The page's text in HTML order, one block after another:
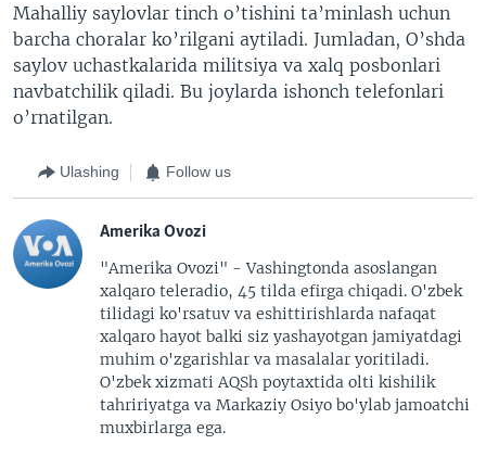
Mahalliy saylovlar tinch o’tishini ta’minlash uchun
barcha choralar ko’rilgani aytiladi. Jumladan, O’shda
saylov uchastkalarida militsiya va xalq posbonlari
navbatchilik qiladi. Bu joylarda ishonch telefonlari
o’rnatilgan.
Ulashing Follow us
Amerika Ovozi
"Amerika Ovozi" - Vashingtonda asoslangan
xalqaro teleradio, 45 tilda efirga chiqadi. O'zbek
tilidagi ko'rsatuv va eshittirishlarda nafaqat
xalqaro hayot balki siz yashayotgan jamiyatdagi
muhim o'zgarishlar va masalalar yoritiladi.
O'zbek xizmati AQSh poytaxtida olti kishilik
tahririyatga va Markaziy Osiyo bo'ylab jamoatchi
muxbirlarga ega.